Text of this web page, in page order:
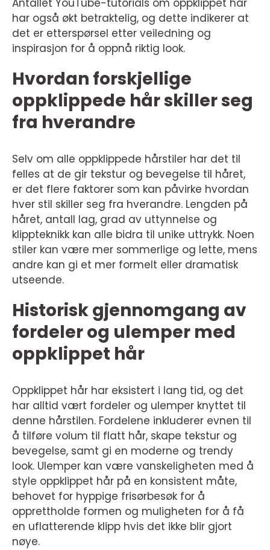
Antallet YouTube-tutorials om oppklippet hår
har også økt betraktelig, og dette indikerer at
det er etterspørsel etter veiledning og
inspirasjon for å oppnå riktig look.
Hvordan forskjellige
oppklippede hår skiller seg
fra hverandre
Selv om alle oppklippede hårstiler har det til
felles at de gir tekstur og bevegelse til håret,
er det flere faktorer som kan påvirke hvordan
hver stil skiller seg fra hverandre. Lengden på
håret, antall lag, grad av uttynnelse og
klippteknikk kan alle bidra til unike uttrykk. Noen
stiler kan være mer sommerlige og lette, mens
andre kan gi et mer formelt eller dramatisk
utseende.
Historisk gjennomgang av
fordeler og ulemper med
oppklippet hår
Oppklippet hår har eksistert i lang tid, og det
har alltid vært fordeler og ulemper knyttet til
denne hårstilen. Fordelene inkluderer evnen til
å tilføre volum til flatt hår, skape tekstur og
bevegelse, samt gi en moderne og trendy
look. Ulemper kan være vanskeligheten med å
style oppklippet hår på en konsistent måte,
behovet for hyppige frisørbesøk for å
opprettholde formen og muligheten for å få
en uflatterende klipp hvis det ikke blir gjort
nøye.